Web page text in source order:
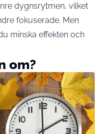
dygnsrytmen, vilket
fokuserade. Men
minska effekten och
om?